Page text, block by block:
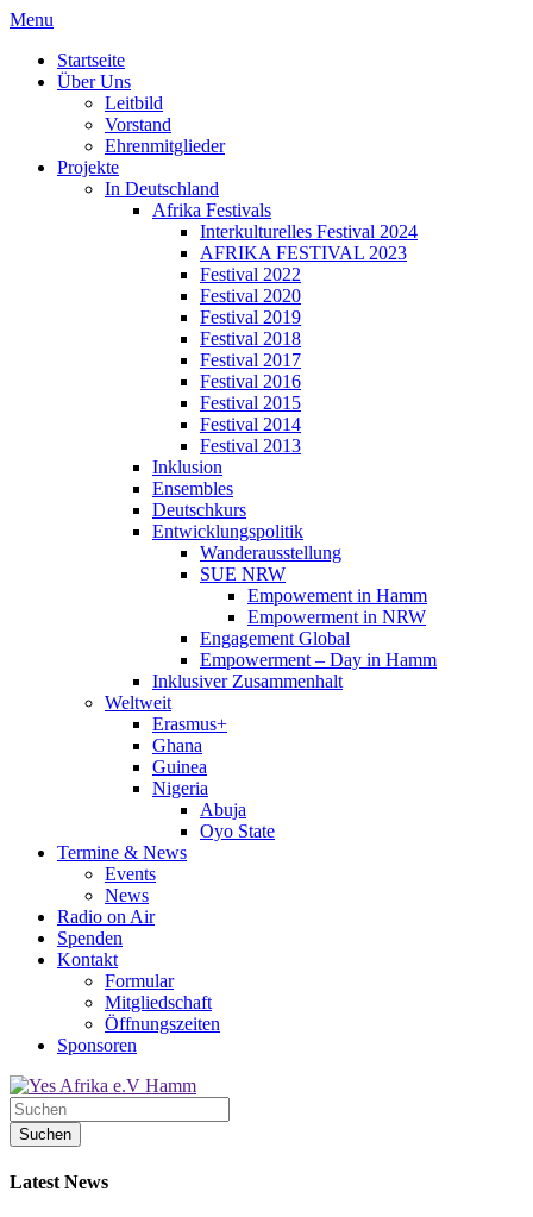
Menu
Startseite
Über Uns
Leitbild
Vorstand
Ehrenmitglieder
Projekte
In Deutschland
Afrika Festivals
Interkulturelles Festival 2024
AFRIKA FESTIVAL 2023
Festival 2022
Festival 2020
Festival 2019
Festival 2018
Festival 2017
Festival 2016
Festival 2015
Festival 2014
Festival 2013
Inklusion
Ensembles
Deutschkurs
Entwicklungspolitik
Wanderausstellung
SUE NRW
Empowement in Hamm
Empowerment in NRW
Engagement Global
Empowerment – Day in Hamm
Inklusiver Zusammenhalt
Weltweit
Erasmus+
Ghana
Guinea
Nigeria
Abuja
Oyo State
Termine & News
Events
News
Radio on Air
Spenden
Kontakt
Formular
Mitgliedschaft
Öffnungszeiten
Sponsoren
Latest News